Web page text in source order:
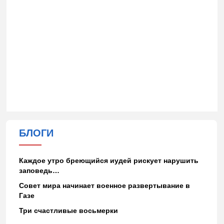
БЛОГИ
Каждое утро бреющийся иудей рискует нарушить
заповедь…
Совет мира начинает военное развертывание в
Газе
Три счастливые восьмерки